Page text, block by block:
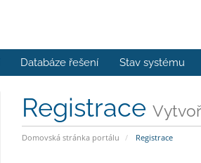
Databáze řešení Stav systému
Registrace
Domovská stránka portálu Registrace